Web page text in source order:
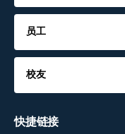
员工
校友
快捷链接